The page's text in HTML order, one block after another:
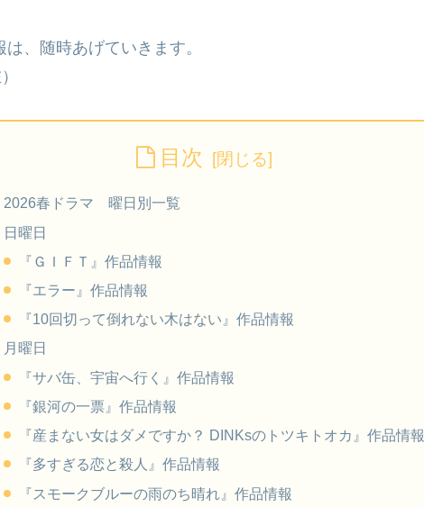
、随時あげていきます。
目次
2026春ドラマ 曜日別一覧
日曜日
『ＧＩＦＴ』作品情報
『エラー』作品情報
『10回切って倒れない木はない』作品情報
月曜日
『サバ缶、宇宙へ行く』作品情報
『銀河の一票』作品情報
『産まない女はダメですか？ DINKsのトツキトオカ』作品情報
『多すぎる恋と殺人』作品情報
『スモークブルーの雨のち晴れ』作品情報